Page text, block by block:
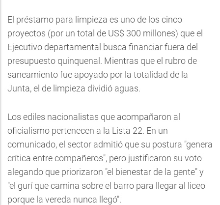
El préstamo para limpieza es uno de los cinco
proyectos (por un total de US$ 300 millones) que el
Ejecutivo departamental busca financiar fuera del
presupuesto quinquenal. Mientras que el rubro de
saneamiento fue apoyado por la totalidad de la
Junta, el de limpieza dividió aguas.
Los ediles nacionalistas que acompañaron al
oficialismo pertenecen a la Lista 22. En un
comunicado, el sector admitió que su postura "genera
crítica entre compañeros", pero justificaron su voto
alegando que priorizaron "el bienestar de la gente" y
"el gurí que camina sobre el barro para llegar al liceo
porque la vereda nunca llegó".